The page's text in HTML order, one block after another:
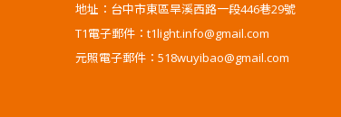
地址：台中市東區旱溪西路一段446巷29號
T1電子郵件：t1light.info@gmail.com
元照電子郵件：518wuyibao@gmail.com